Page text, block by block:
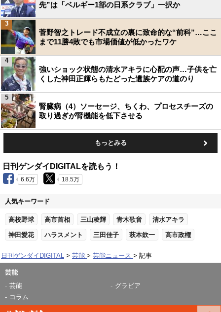
先”は「ベルギー1部の日系クラブ」一択か
菅野智之トレード不成立の裏に致命的な“前科”…ここ
まで11勝4敗でも市場価値が低かったワケ
3
強いショック状態の清水アキラに心配の声…子供を亡
くした神田正輝らもたどった遺族ケアの道のり
4
腎臓病（4）ソーセージ、ちくわ、プロセスチーズの
取り過ぎが腎機能を低下させる
5
もっとみる
日刊ゲンダイDIGITALを読もう！
6.6万 18.5万
人気キーワード
高校野球 高市首相 三山凌輝 青木歌音 清水アキラ
神田愛花 ハラスメント 三田佳子 萩本欽一 高市政権
日刊ゲンダイDIGITAL 芸能 芸能ニュース 記事
芸能
芸能
グラビア
コラム